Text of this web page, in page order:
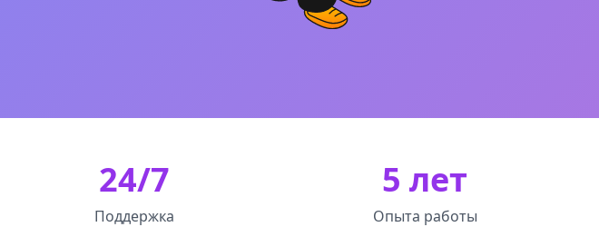
24/7
Поддержка
5 лет
Опыта работы